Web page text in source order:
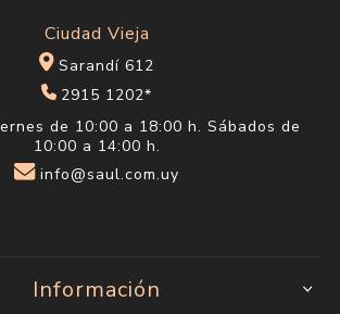
Ciudad Vieja
Sarandí 612
2915 1202*
de 10:00 a 18:00 h. Sábados de
10:00 a 14:00 h.
info@saul.com.uy
Información